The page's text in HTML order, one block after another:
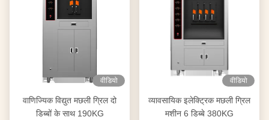
वीडियो
वाणिज्यिक विद्युत मछली ग्रिल दो
डिब्बों के साथ 190KG
वीडियो
व्यावसायिक इलेक्ट्रिक मछली ग्रिल
मशीन 6 डिब्बे 380KG